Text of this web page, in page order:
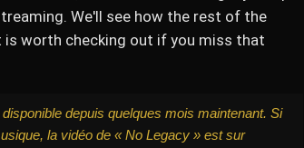
We'll see how the rest of the
is worth checking out if you miss that
depuis quelques mois maintenant. Si
la vidéo de « No Legacy » est sur